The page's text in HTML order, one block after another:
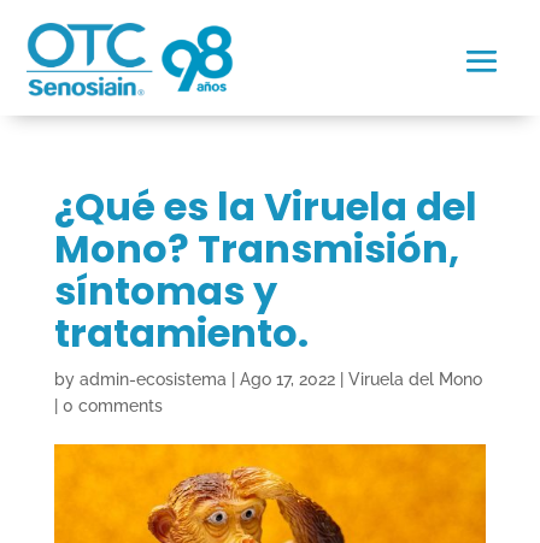
¿Qué es la Viruela del
Mono? Transmisión,
síntomas y
tratamiento.
by admin-ecosistema Ago 17, 2022| Viruela del Mono
0 comments